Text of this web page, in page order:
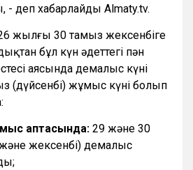
деп хабарлайды Almaty.tv.
жылғы 30 тамыз жексенбіге
бұл күн әдеттегі пән
аясында демалыс күні
(дүйсенбі) жұмыс күні болып
аптасында: 29 және 30
жексенбі) демалыс